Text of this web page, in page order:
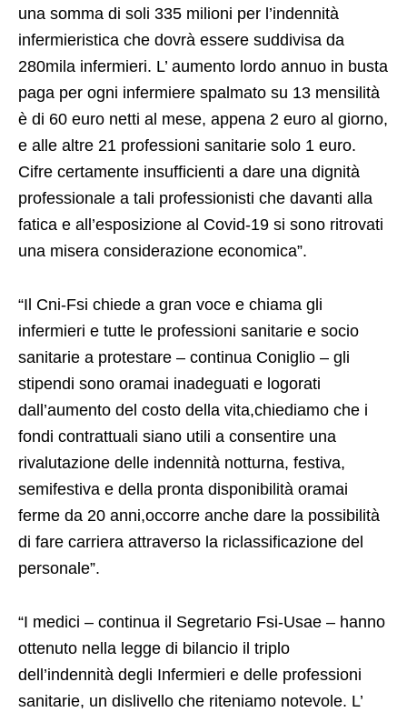
una somma di soli 335 milioni per l’indennità
infermieristica che dovrà essere suddivisa da
280mila infermieri. L’ aumento lordo annuo in busta
paga per ogni infermiere spalmato su 13 mensilità
è di 60 euro netti al mese, appena 2 euro al giorno,
e alle altre 21 professioni sanitarie solo 1 euro.
Cifre certamente insufficienti a dare una dignità
professionale a tali professionisti che davanti alla
fatica e all’esposizione al Covid-19 si sono ritrovati
una misera considerazione economica”.
“Il Cni-Fsi chiede a gran voce e chiama gli
infermieri e tutte le professioni sanitarie e socio
sanitarie a protestare – continua Coniglio – gli
stipendi sono oramai inadeguati e logorati
dall’aumento del costo della vita,chiediamo che i
fondi contrattuali siano utili a consentire una
rivalutazione delle indennità notturna, festiva,
semifestiva e della pronta disponibilità oramai
ferme da 20 anni,occorre anche dare la possibilità
di fare carriera attraverso la riclassificazione del
personale”.
“I medici – continua il Segretario Fsi-Usae – hanno
ottenuto nella legge di bilancio il triplo
dell’indennità degli Infermieri e delle professioni
sanitarie, un dislivello che riteniamo notevole. L’